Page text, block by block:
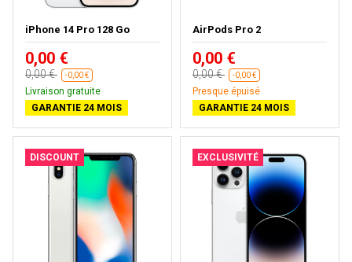
iPhone 14 Pro 128 Go
0,00 €
0,00 € -0,00 €
Livraison gratuite
GARANTIE 24 MOIS
AirPods Pro 2
0,00 €
0,00 € -0,00 €
Presque épuisé
GARANTIE 24 MOIS
DISCOUNT EXCLUSIVITÉ